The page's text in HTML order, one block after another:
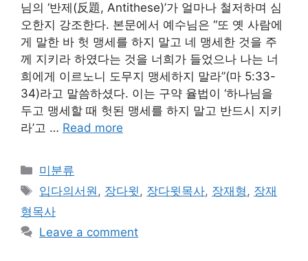
님의 ‘반제(反題, Antithese)’가 얼마나 철저하며 심
오한지 강조한다. 본문에서 예수님은 “또 옛 사람에
게 말한 바 헛 맹세를 하지 말고 네 맹세한 것을 주
께 지키라 하였다는 것을 너희가 들었으나 나는 너
희에게 이르노니 도무지 맹세하지 말라”(마 5:33-
34)라고 말씀하셨다. 이는 구약 율법이 ‘하나님을
두고 맹세할 때 헛된 맹세를 하지 말고 반드시 지키
라’고 … Read more
Categories
미분류
Tags
입다의서원, 장다윗, 장다윗목사, 장재형, 장재
형목사
Leave a comment